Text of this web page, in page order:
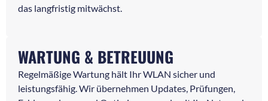
das langfristig mitwächst.
WARTUNG & BETREUUNG
Regelmäßige Wartung hält Ihr WLAN sicher und
leistungsfähig. Wir übernehmen Updates, Prüfungen,